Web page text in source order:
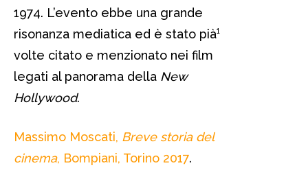
1974. L’evento ebbe una grande
risonanza mediatica ed è stato pià¹
volte citato e menzionato nei film
legati al panorama della New
Hollywood.
Massimo Moscati, Breve storia del
cinema, Bompiani, Torino 2017.